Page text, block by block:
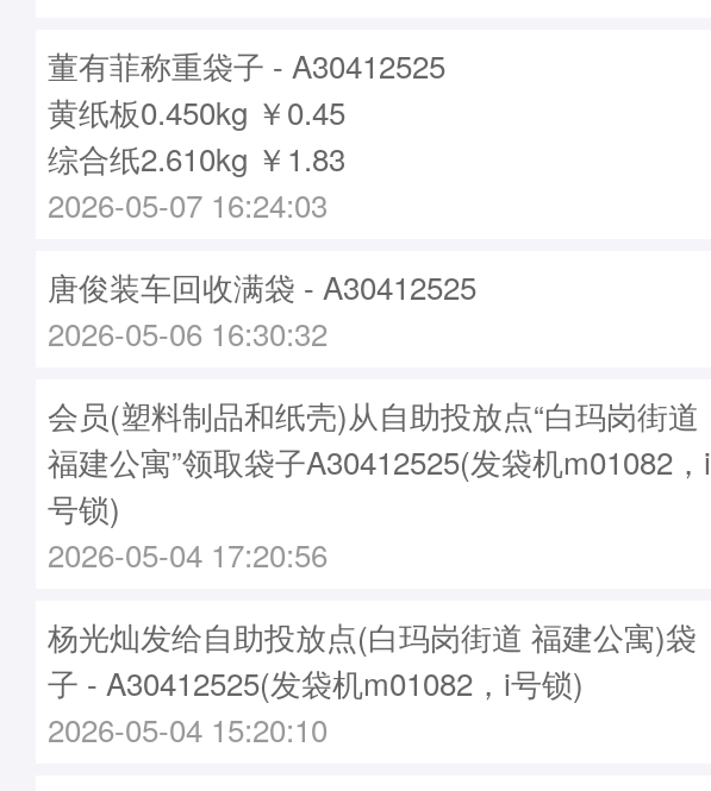
董有菲称重袋子 - A30412525
黄纸板0.450kg ￥0.45
综合纸2.610kg ￥1.83
2026-05-07 16:24:03
唐俊装车回收满袋 - A30412525
2026-05-06 16:30:32
会员(塑料制品和纸壳)从自助投放点“白玛岗街道
福建公寓”领取袋子A30412525(发袋机m01082，i
号锁)
2026-05-04 17:20:56
杨光灿发给自助投放点(白玛岗街道 福建公寓)袋
子 - A30412525(发袋机m01082，i号锁)
2026-05-04 15:20:10